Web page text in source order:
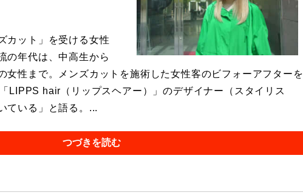
カット」を受ける女性
の年代は、中高生から
女性まで。メンズカットを施術した女性客のビフォーアフターを
LIPPS hair（リップスヘアー）」のデザイナー（スタイリス
ている」と語る。...
つづきを読む